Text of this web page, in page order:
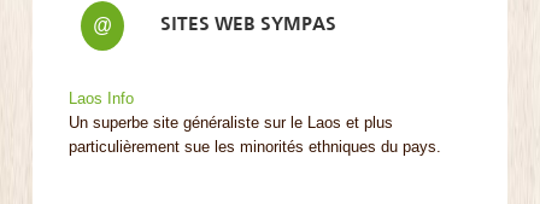
@ SITES WEB SYMPAS
Laos Info
Un superbe site généraliste sur le Laos et plus
particulièrement sue les minorités ethniques du pays.